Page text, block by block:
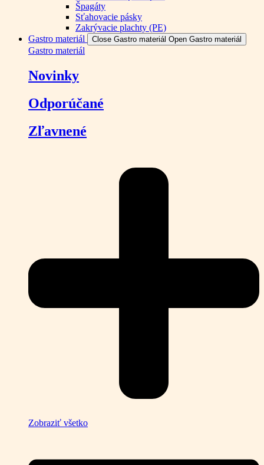
Špagáty
Sťahovacie pásky
Zakrývacie plachty (PE)
Gastro materiál
Close Gastro materiál Open Gastro materiál
Gastro materiál
Novinky
Odporúčané
Zľavnené
Zobraziť všetko